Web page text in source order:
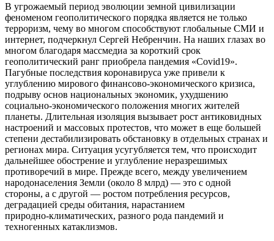
В угрожаемый период эволюции земной цивилизации
феноменом геополитического порядка является не только
терроризм, чему во многом способствуют глобальные СМИ и
интернет, подчеркнул Сергей Небренчин. На наших глазах во
многом благодаря массмедиа за короткий срок
геополитический ранг приобрела пандемия «Covid19».
Пагубные последствия коронавируса уже привели к
углублению мирового финансово-экономического кризиса,
подрыву основ национальных экономик, ухудшению
социально-экономического положения многих жителей
планеты. Длительная изоляция вызывает рост антиковидных
настроений и массовых протестов, что может в еще большей
степени дестабилизировать обстановку в отдельных странах и
регионах мира. Ситуация усугубляется тем, что происходит
дальнейшее обострение и углубление неразрешимых
противоречий в мире. Прежде всего, между увеличением
народонаселения Земли (около 8 млрд) — это с одной
стороны, а с другой — ростом потребления ресурсов,
деградацией среды обитания, нарастанием
природно-климатических, разного рода пандемий и
техногенных катаклизмов.